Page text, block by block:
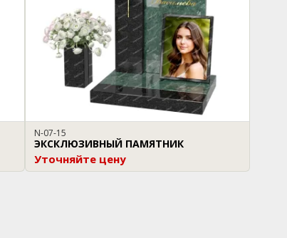
N-07-15
ЭКСКЛЮЗИВНЫЙ ПАМЯТНИК
Уточняйте цену